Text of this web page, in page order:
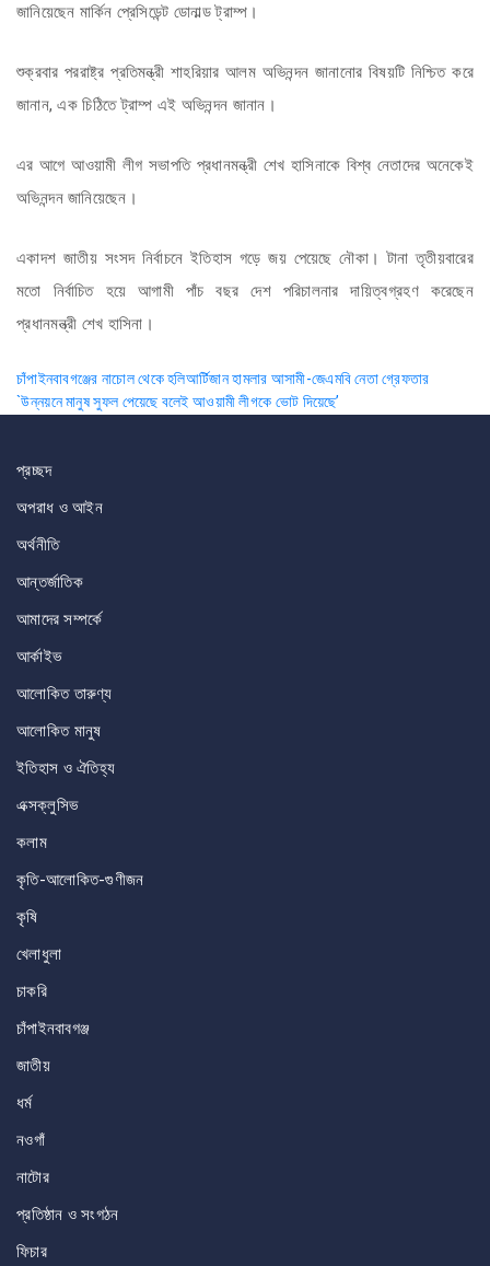
জানিয়েছেন মার্কিন প্রেসিডেন্ট ডোনাল্ড ট্রাম্প।
শুক্রবার পররাষ্ট্র প্রতিমন্ত্রী শাহরিয়ার আলম অভিনন্দন জানানোর বিষয়টি নিশ্চিত করে
জানান, এক চিঠিতে ট্রাম্প এই অভিনন্দন জানান।
এর আগে আওয়ামী লীগ সভাপতি প্রধানমন্ত্রী শেখ হাসিনাকে বিশ্ব নেতাদের অনেকেই
অভিনন্দন জানিয়েছেন।
একাদশ জাতীয় সংসদ নির্বাচনে ইতিহাস গড়ে জয় পেয়েছে নৌকা। টানা তৃতীয়বারের
মতো নির্বাচিত হয়ে আগামী পাঁচ বছর দেশ পরিচালনার দায়িত্বগ্রহণ করেছেন
প্রধানমন্ত্রী শেখ হাসিনা।
Post
navigation
চাঁপাইনবাবগঞ্জের নাচোল থেকে হলিআর্টিজান হামলার আসামী-জেএমবি নেতা গ্রেফতার
`উন্নয়নে মানুষ সুফল পেয়েছে বলেই আওয়ামী লীগকে ভোট দিয়েছে’
প্রচ্ছদ
অপরাধ ও আইন
অর্থনীতি
আন্তর্জাতিক
আমাদের সম্পর্কে
আর্কাইভ
আলোকিত তারুণ্য
আলোকিত মানুষ
ইতিহাস ও ঐতিহ্য
এক্সক্লুসিভ
কলাম
কৃতি-আলোকিত-গুণীজন
কৃষি
খেলাধুলা
চাকরি
চাঁপাইনবাবগঞ্জ
জাতীয়
ধর্ম
নওগাঁ
নাটোর
প্রতিষ্ঠান ও সংগঠন
ফিচার